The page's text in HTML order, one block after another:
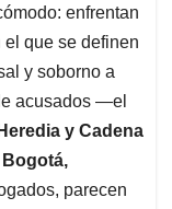
enfrentan
que se definen
y soborno a
acusados —el
y Cadena
parecen